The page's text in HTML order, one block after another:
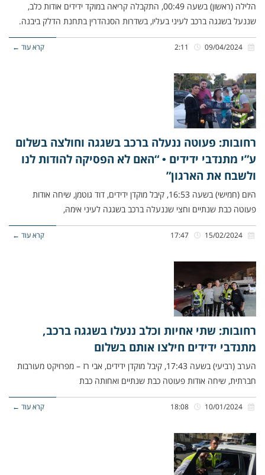
הלילה (ראשון) בשעה 00:49, התקבלה קריאה במוקד ידידים אודות כלב,
שננעל בשגגה ברכב לעיני בעליו, בשדרות הסנהדרין בתחנת הדלק ביבנה.
קרא עוד ←
רחובות: פעוטה ננעלה ברכב בשגגה וחולצה בשלום
ע”י מתנדבי ידידים • “האם לא הפסיקה להודות לנו
ולשבח את הארגון”
היום (חמישי) בשעה 16:53, קיבל מוקדן ידידים, דוד גוטמן, שיחה אודות
פעוטה כבת שנתיים וחצי שננעלה ברכב בשגגה לעיני אימהּ,
קרא עוד ←
רחובות: שתי אחיות וכלב ננעלו בשגגה ברכב,
מתנדבי ידידים חילצו אותם בשלום
הערב (רביעי) בשעה 17:43, קיבל מוקדן ידידים, אבי רז – מפרויקט מעורבות
חברתית, שיחה אודות פעוטה כבת שנתיים ואחותה כבת
קרא עוד ←